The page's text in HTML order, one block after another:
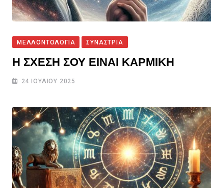
ΜΕΛΛΟΝΤΟΛΟΓΙΑ ΣΥΝΑΣΤΡΙΑ
Η ΣΧΕΣΗ ΣΟΥ ΕΙΝΑΙ ΚΑΡΜΙΚΗ
24 ΙΟΥΛΊΟΥ 2025